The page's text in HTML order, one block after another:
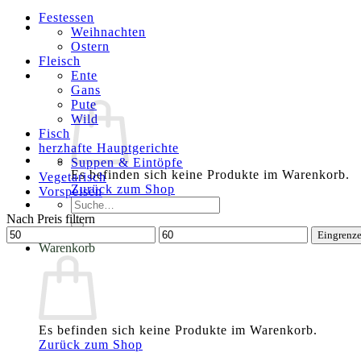
Es befinden sich keine Produkte im Warenkorb.
Zurück zum Shop
Suche
nach:
Warenkorb
Es befinden sich keine Produkte im Warenkorb.
Zurück zum Shop
Festessen
Weihnachten
Ostern
Fleisch
Ente
Gans
Pute
Wild
Fisch
herzhafte Hauptgerichte
Suppen & Eintöpfe
Vegetarisch
Vorspeisen
Nach Preis filtern
Min.
Preis
Max.
Preis